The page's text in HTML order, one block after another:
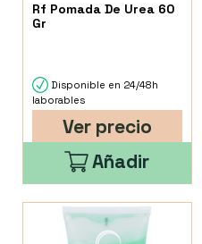
Rf Pomada De Urea 60
Gr
Disponible en 24/48h
laborables
Ver precio
Añadir